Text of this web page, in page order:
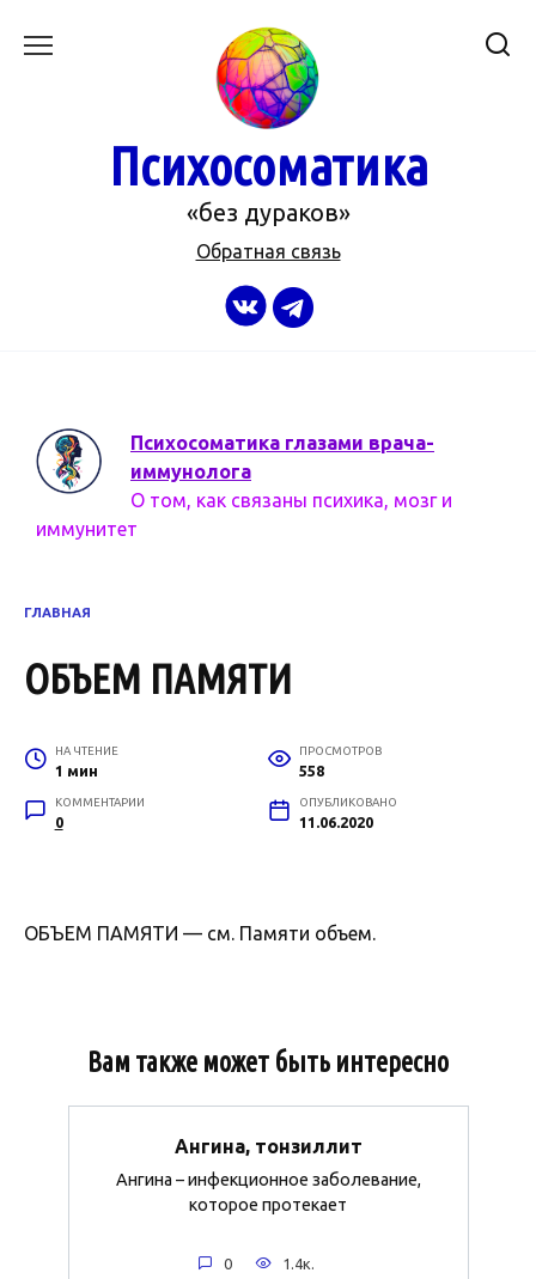
Психосоматика
«без дураков»
Обратная связь
Психосоматика глазами врача-
иммунолога
О том, как связаны психика, мозг и
иммунитет
ГЛАВНАЯ
ОБЪЕМ ПАМЯТИ
НА ЧТЕНИЕ
1 мин
ПРОСМОТРОВ
558
КОММЕНТАРИИ
0
ОПУБЛИКОВАНО
11.06.2020
ОБЪЕМ ПАМЯТИ — см. Памяти объем.
Вам также может быть интересно
Ангина, тонзиллит
Ангина – инфекционное заболевание,
которое протекает
0 1.4к.